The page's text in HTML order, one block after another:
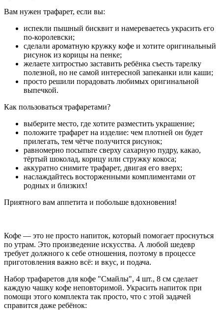
Вам нужен трафарет, если вы:
испекли пышный бисквит и намереваетесь украсить его
по-королевски;
сделали ароматную кружку кофе и хотите оригинальный
рисунок из корицы на пенке;
желаете хитростью заставить ребёнка съесть тарелку
полезной, но не самой интересной запеканки или каши;
просто решили порадовать любимых оригинальной
выпечкой.
Как пользоваться трафаретами?
выберите место, где хотите разместить украшение;
положите трафарет на изделие: чем плотней он будет
прилегать, тем чётче получится рисунок;
равномерно посыпьте сверху сахарную пудру, какао,
тёртый шоколад, корицу или стружку кокоса;
аккуратно снимите трафарет, двигая его вверх;
наслаждайтесь восторженными комплиментами от
родных и близких!
Приятного вам аппетита и побольше вдохновения!
Кофе — это не просто напиток, который помогает проснуться
по утрам. Это произведение искусства. А любой шедевр
требует должного к себе отношения, поэтому в процессе
приготовления важно всё: и вкус, и подача.
Набор трафаретов для кофе "Смайлы", 4 шт., 8 см сделает
каждую чашку кофе неповторимой. Украсить напиток при
помощи этого комплекта так просто, что с этой задачей
справится даже ребёнок: